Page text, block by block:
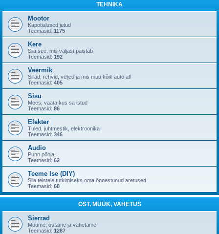
TEHNIKA
Mootor
Kapotialused jutud
Teemasid: 1175
Kere
Siia see, mis väljast paistab
Teemasid: 192
Veermik
Sillad, rehvid, veljed ja mis muu kõik auto all
Teemasid: 405
Sisu
Mees, vaata kus sa istud
Teemasid: 86
Elekter
Tuled, juhtmestik, elektroonika
Teemasid: 346
Audio
Punn põhja!
Teemasid: 62
Teeme Ise (DIY)
Siia teistele tutkimiseks oma õnnestunud aretused
Teemasid: 60
OST, MÜÜK, VAHETUS
Sierrad
Müüme, ostame ja vahetame
Teemasid: 1287